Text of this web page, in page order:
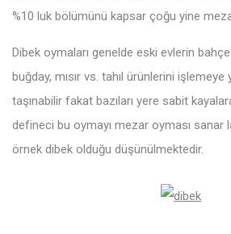
%10 luk bölümünü kapsar çoğu yine
Dibek oymaları genelde eski evlerin
buğday, mısır vs. tahıl ürünlerini
taşınabilir fakat bazıları yere sabit
defineci bu oymayı mezar oyması sanar
örnek dibek olduğu düşünülmektedir.